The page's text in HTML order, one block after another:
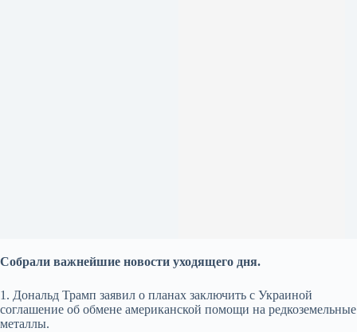
Собрали важнейшие новости уходящего дня.
1. Дональд Трамп заявил о планах заключить с Украиной
соглашение об обмене американской помощи на редкоземельные
металлы.